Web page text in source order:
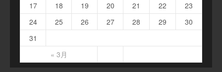
« 3月
17
18 19 20 21 22
23
24
25 26 27 28 29
30
31